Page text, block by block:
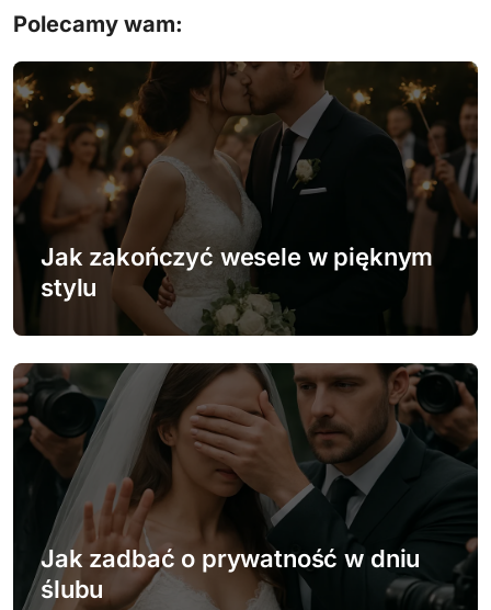
g
a
c
j
a
w
p
i
s
u
Polecamy wam:
Jak zakończyć wesele w pięknym
stylu
Jak zadbać o prywatność w dniu
ślubu